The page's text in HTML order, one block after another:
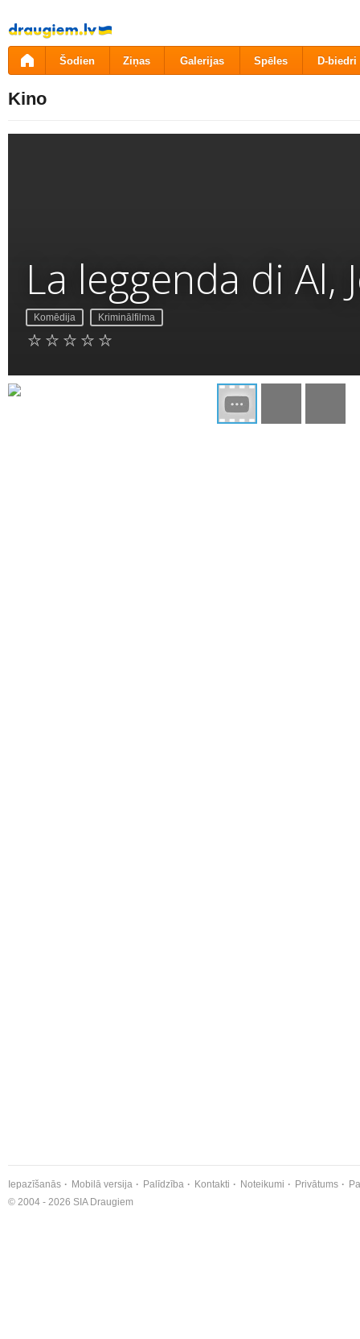
Pāriet
uz
saturu
Šodien Ziņas Galerijas Spēles D-biedri
Kino
La leggenda di Al,
Komēdija Kriminālfilma
Iepazīšanās Mobilā versija Palīdzība Kontakti Noteikumi Privātums
© 2004 - 2026 SIA Draugiem